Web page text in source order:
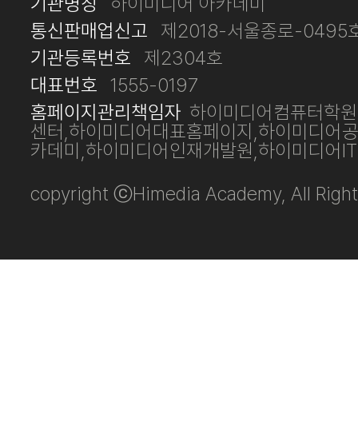
통신판매업신고
제2018-서울종로-0495
기관등록번호
제2304호
대표번호
1555-0197
홈페이지관리책임자 하이미디어컴퓨터학
센터,하이미디어대표홈페이지,하이미디어
카데미,하이미디어인재개발원,하이미디어
copyright ⓒHimedia Academy, All